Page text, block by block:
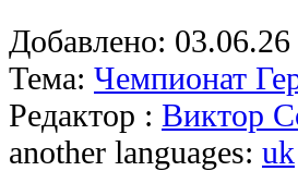
Добавлено:
Тема: Чемпионат
Редактор : Виктор
another languages: uk